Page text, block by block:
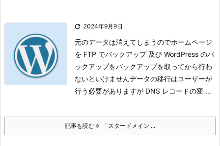
 2024年9月9日
元のデータは消えてしまうのでホームページ
を FTP でバックアップ 及び WordPress のバ
ックアップをバックアップを取ってから行わ
ないといけませんデータの移行はユーザーが
行う必要がありますが DNS レコードの変 ...
記事を読む 「スタードメイン ...